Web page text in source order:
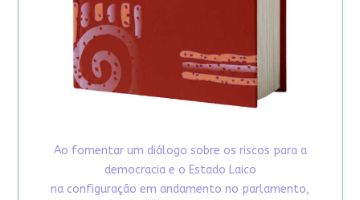
Ao fomentar um diálogo sobre os riscos para a
democracia e o Estado Laico
na configuração em andamento no parlamento,